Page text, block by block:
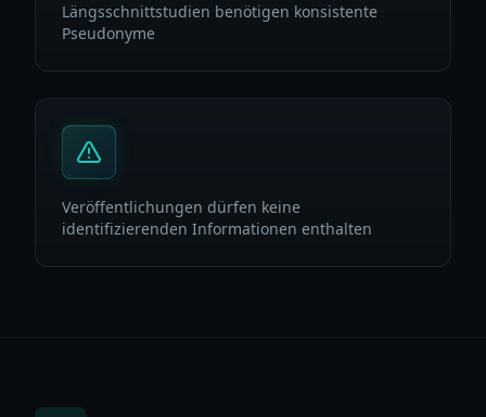
Längsschnittstudien benötigen konsistente
Pseudonyme
Veröffentlichungen dürfen keine
identifizierenden Informationen enthalten